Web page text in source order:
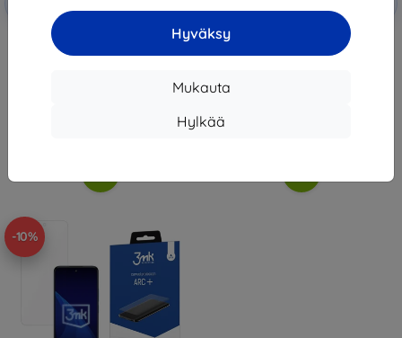
Hyväksy
Mukauta
Hylkää
kupongilla
3mk FlexibleGlass Hybrid glass
for TCL 60 5G / 60R 5G / 60 SE
kupongilla
3mk FlexibleGlass Hybrid glass
for TCL 60R 5G
-10%